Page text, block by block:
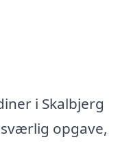
i Skalbjerg
opgave,